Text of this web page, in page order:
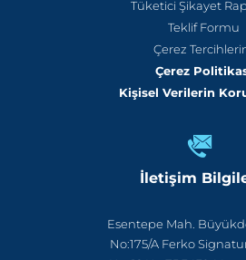
Tüketici Şikayet
Teklif Formu
Çerez
Çerez
Kişisel Verilerin
İletişim
Esentepe Mah.
No:175/A Ferko